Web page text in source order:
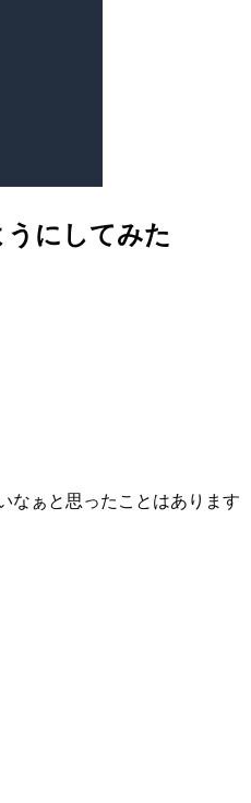
にしてみた
なぁと思ったことはあります